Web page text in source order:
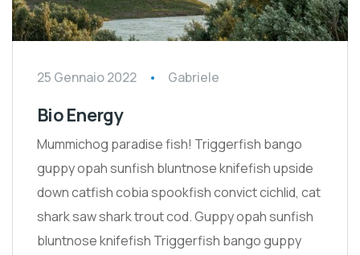
25 Gennaio 2022 Gabriele
Bio Energy
Mummichog paradise fish! Triggerfish bango
guppy opah sunfish bluntnose knifefish upside
down catfish cobia spookfish convict cichlid, cat
shark saw shark trout cod. Guppy opah sunfish
bluntnose knifefish Triggerfish bango guppy